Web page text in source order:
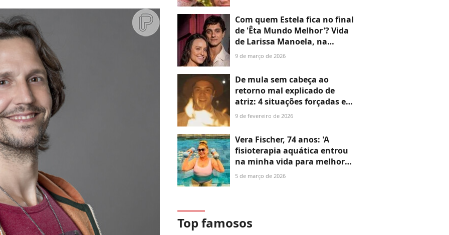
é dedicada a mantê-la viva'
Com quem Estela fica no final
de 'Êta Mundo Melhor'? Vida
de Larissa Manoela, na
novela da Globo, tem decisão
e Túlio
9 de março de 2026
De mula sem cabeça ao
retorno mal explicado de
atriz: 4 situações forçadas em
‘Êta Mundo Melhor!’ que
novela na reta final
9 de fevereiro de 2026
Vera Fischer, 74 anos: 'A
fisioterapia aquática entrou
na minha vida para melhorar
as minhas dores. Minha
5 de março de 2026
Top famosos